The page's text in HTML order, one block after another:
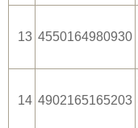
13 4550164980930
14 4902165165203